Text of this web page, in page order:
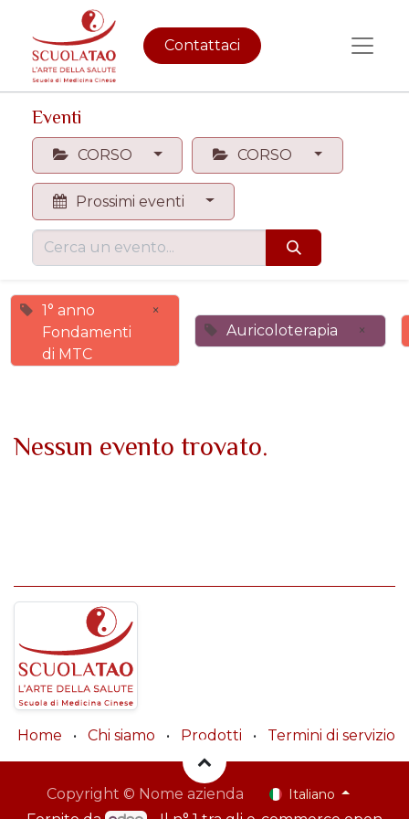
Contattaci
Eventi
CORSO CORSO
Prossimi eventi
1° anno
Fondamenti
di MTC
×
Auricoloterapia
×
Nessun evento trovato.
Home • Chi siamo • Prodotti • Termini di servizio
Copyright © Nome azienda Italiano